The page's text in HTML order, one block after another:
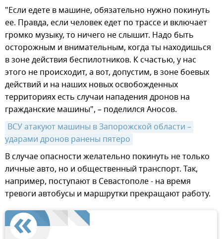
"Если едете в машине, обязательно нужно покинуть
ее. Правда, если человек едет по трассе и включает
громко музыку, то ничего не слышит. Надо быть
осторожным и внимательным, когда ты находишься
в зоне действия беспилотников. К счастью, у нас
этого не происходит, а вот, допустим, в зоне боевых
действий и на наших новых освобожденных
территориях есть случаи нападения дронов на
гражданские машины", – поделился Аносов.
ВСУ атакуют машины в Запорожской области –
ударами дронов ранены пятеро
В случае опасности желательно покинуть не только
личные авто, но и общественный транспорт. Так,
например, поступают в Севастополе - на время
тревоги автобусы и маршрутки прекращают работу.